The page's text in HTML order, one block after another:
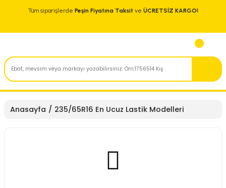
Tüm siparişlerde Peşin Fiyatına Taksit ve ÜCRETSİZ KARGO!
Anasayfa 235/65R16 En Ucuz Lastik Modelleri